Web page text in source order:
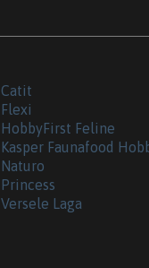
Catit
Flexi
HobbyFirst Feline
Kasper Faunafood
Naturo
Princess
Versele Laga